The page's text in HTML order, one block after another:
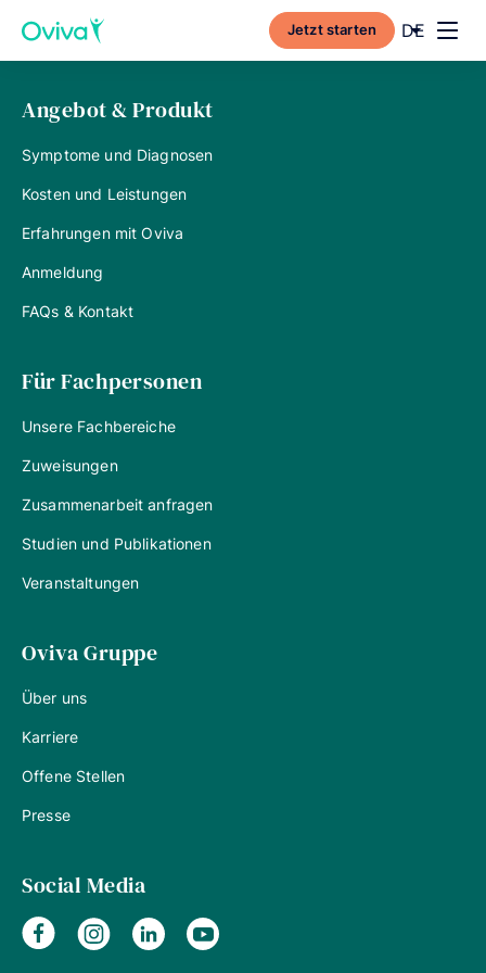
Jetzt starten Current
DE
Angebot & Produkt
Symptome und Diagnosen
Kosten und Leistungen
Erfahrungen mit Oviva
Anmeldung
FAQs & Kontakt
Für Fachpersonen
Unsere Fachbereiche
Zuweisungen
Zusammenarbeit anfragen
Studien und Publikationen
Veranstaltungen
Oviva Gruppe
Über uns
Karriere
Offene Stellen
Presse
Social Media